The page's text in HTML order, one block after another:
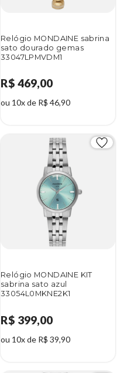
Relógio MONDAINE sabrina
sato dourado gemas
33047LPMVDM1
R$ 469,00
ou 10x de R$ 46,90
Relógio MONDAINE KIT
sabrina sato azul
33054L0MKNE2K1
R$ 399,00
ou 10x de R$ 39,90